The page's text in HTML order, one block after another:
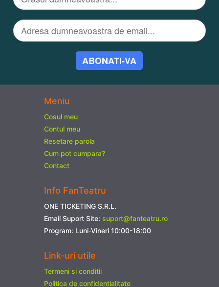
ABONATI-VA
Meniu
Cosul meu
Contul meu
Resetare parola
Cum pot cumpara?
Contact
Info FanTeatru
ONE TICKETING S.R.L.
Email Suport Site: suport@fanteatru.ro
Program: Luni-Vineri 10:00-18:00
Link-uri utile
Termeni si conditii
Politica de confidentialitate